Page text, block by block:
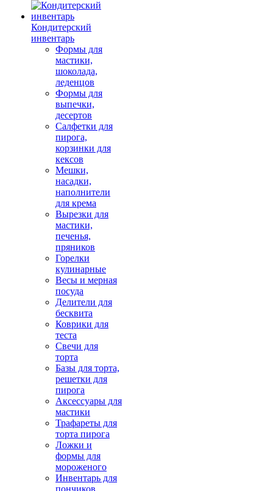
Кондитерский
инвентарь
Формы для
мастики,
шоколада,
леденцов
Формы для
выпечки,
десертов
Салфетки для
пирога,
корзинки для
кексов
Мешки,
насадки,
наполнители
для крема
Вырезки для
мастики,
печенья,
пряников
Горелки
кулинарные
Весы и мерная
посуда
Делители для
бесквита
Коврики для
теста
Свечи для
торта
Базы для торта,
решетки для
пирога
Аксессуары для
мастики
Трафареты для
торта пирога
Ложки и
формы для
мороженого
Инвентарь для
пончиков,